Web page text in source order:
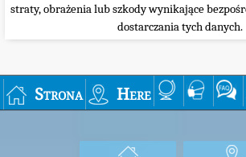
straty, obrażenia lub szkody wynikające
dostarczania tych danych.
Strona Here